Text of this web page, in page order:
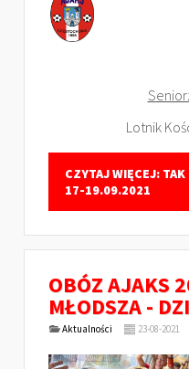
Lotnik
CZYTAJ WIĘCEJ:
17-19.09.2021
OBÓZ AJAKS
MŁODSZA -
Aktualności 23-08-2021